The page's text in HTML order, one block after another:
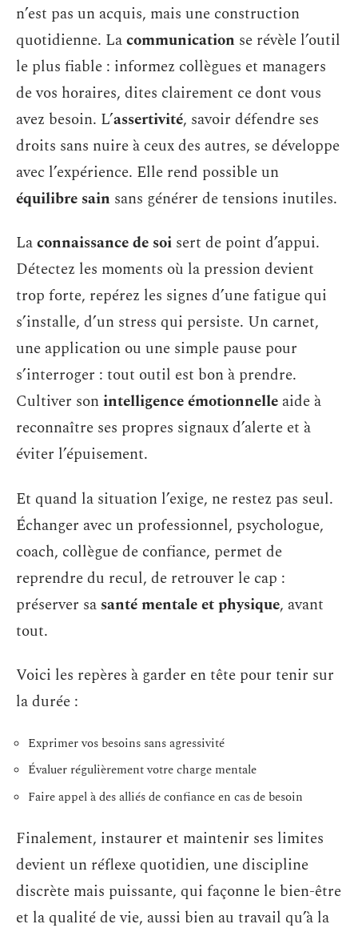
n’est pas un acquis, mais une construction
quotidienne. Lacommunication se révèle l’outil
le plus fiable : informez collègues et managers
de vos horaires, dites clairement ce dont vous
avez besoin. L’assertivité, savoir défendre ses
droits sans nuire à ceux des autres, se développe
avec l’expérience. Elle rend possible un
équilibre sain sans générer de tensions inutiles.
Laconnaissance de soi sert de point d’appui.
Détectez les moments où la pression devient
trop forte, repérez les signes d’une fatigue qui
s’installe, d’un stress qui persiste. Un carnet,
une application ou une simple pause pour
s’interroger : tout outil est bon à prendre.
Cultiver sonintelligence émotionnelle aide à
reconnaître ses propres signaux d’alerte et à
éviter l’épuisement.
Et quand la situation l’exige, ne restez pas seul.
Échanger avec un professionnel, psychologue,
coach, collègue de confiance, permet de
reprendre du recul, de retrouver le cap :
préserver sa santé mentale et physique, avant
tout.
Voici les repères à garder en tête pour tenir sur
la durée :
Exprimer vos besoins sans agressivité
Évaluer régulièrement votre charge mentale
Faire appel à des alliés de confiance en cas de besoin
Finalement, instaurer et maintenir ses limites
devient un réflexe quotidien, une discipline
discrète mais puissante, qui façonne le bien-être
et la qualité de vie, aussi bien au travail qu’à la